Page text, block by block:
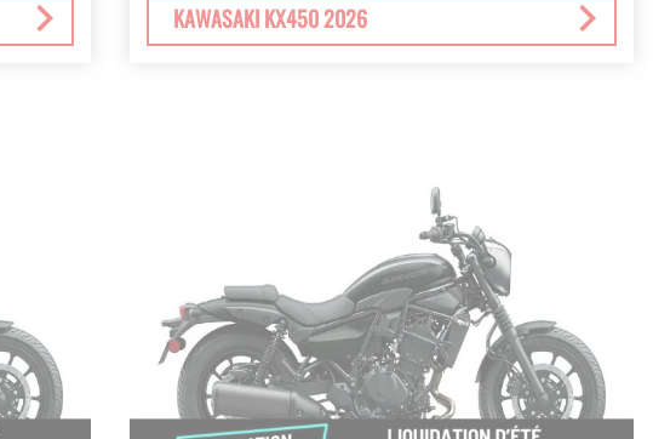
KAWASAKI KX450 2026